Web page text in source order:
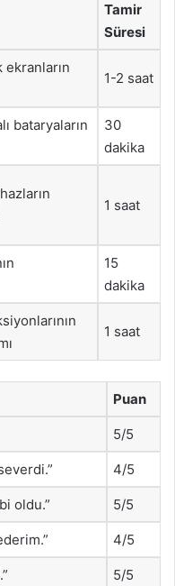
Tamir
Süresi
ekranların
1-2 saat
bataryaların
30
dakika
1 saat
15
dakika
1 saat
Puan
5/5
4/5
oldu.” 5/5
4/5
5/5